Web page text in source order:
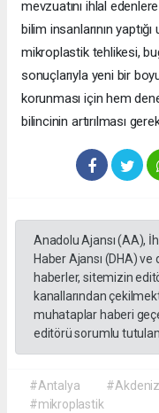
mevzuatını ihlal
bilim insanlarının
mikroplastik tehlikesi,
sonuçlarıyla yeni bir
korunması için hem
bilincinin artırılması
Anadolu Ajansı (AA),
Haber Ajansı (DHA)
haberler, sitemizin
kanallarından
muhataplar haberi
editörü sorumlu
#Antalya #Akdeniz
#mikroplastik